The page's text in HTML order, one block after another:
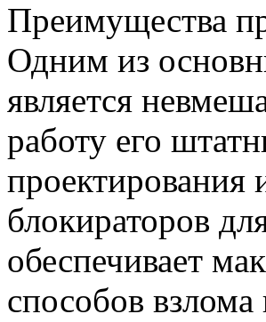
Преимущества
Одним из
является
работу его
проектирования
блокираторов
обеспечивает
способов взлома